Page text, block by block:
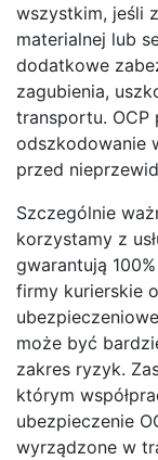
wszystkim, jeśli
materialnej lub
dodatkowe
zagubienia,
transportu. OCP
odszkodowanie
przed
Szczególnie
korzystamy z
gwarantują
firmy kurierskie
może być
zakres ryzyk.
którym
ubezpieczenie
wyrządzone w